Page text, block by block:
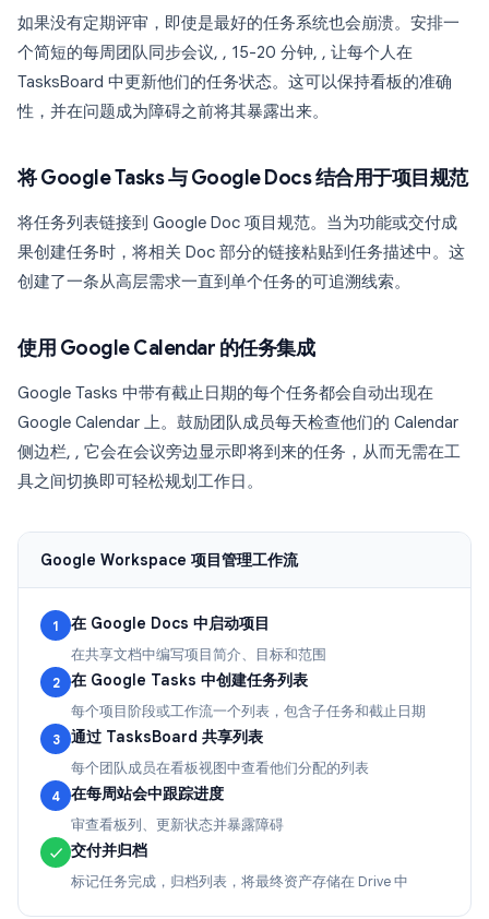
如果没有定期评审，即使是最好的任务系统也会崩溃。安排一
个简短的每周团队同步会议, , 15-20 分钟, , 让每个人在
TasksBoard 中更新他们的任务状态。这可以保持看板的准确
性，并在问题成为障碍之前将其暴露出来。
将 Google Tasks 与 Google Docs 结合用于项目规范
将任务列表链接到 Google Doc 项目规范。当为功能或交付成
果创建任务时，将相关 Doc 部分的链接粘贴到任务描述中。这
创建了一条从高层需求一直到单个任务的可追溯线索。
使用 Google Calendar 的任务集成
Google Tasks 中带有截止日期的每个任务都会自动出现在
Google Calendar 上。鼓励团队成员每天检查他们的 Calendar
侧边栏, , 它会在会议旁边显示即将到来的任务，从而无需在工
具之间切换即可轻松规划工作日。
Google Workspace 项目管理工作流
1 在 Google Docs 中启动项目
在共享文档中编写项目简介、目标和范围
2 在 Google Tasks 中创建任务列表
每个项目阶段或工作流一个列表，包含子任务和截止日期
3 通过 TasksBoard 共享列表
每个团队成员在看板视图中查看他们分配的列表
4 在每周站会中跟踪进度
审查看板列、更新状态并暴露障碍
✓ 交付并归档
标记任务完成，归档列表，将最终资产存储在 Drive 中